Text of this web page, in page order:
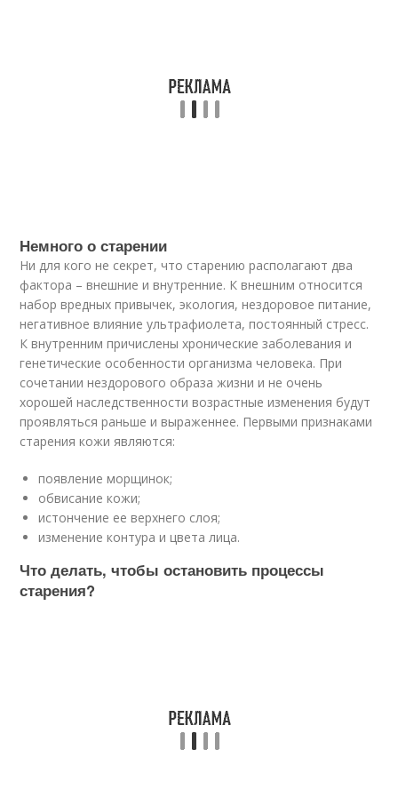
Немного о старении
Ни для кого не секрет, что старению располагают два
фактора – внешние и внутренние. К внешним относится
набор вредных привычек, экология, нездоровое питание,
негативное влияние ультрафиолета, постоянный стресс.
К внутренним причислены хронические заболевания и
генетические особенности организма человека. При
сочетании нездорового образа жизни и не очень
хорошей наследственности возрастные изменения будут
проявляться раньше и выраженнее. Первыми признаками
старения кожи являются:
появление морщинок;
обвисание кожи;
истончение ее верхнего слоя;
изменение контура и цвета лица.
Что делать, чтобы остановить процессы
старения?